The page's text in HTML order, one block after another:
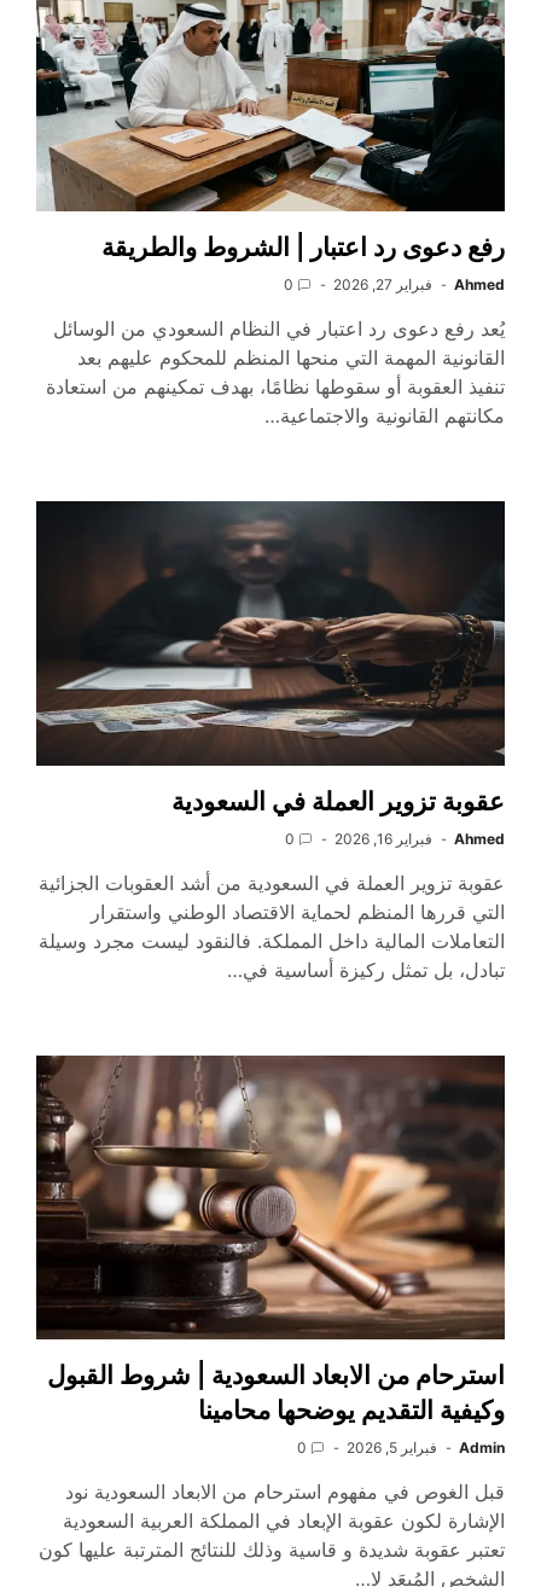
رفع دعوى رد اعتبار | الشروط والطريقة
Ahmed فبراير 27, 2026 0
يُعد رفع دعوى رد اعتبار في النظام السعودي من الوسائل
القانونية المهمة التي منحها المنظم للمحكوم عليهم بعد
تنفيذ العقوبة أو سقوطها نظامًا، بهدف تمكينهم من استعادة
مكانتهم القانونية والاجتماعية…
عقوبة تزوير العملة في السعودية
Ahmed فبراير 16, 2026 0
عقوبة تزوير العملة في السعودية من أشد العقوبات الجزائية
التي قررها المنظم لحماية الاقتصاد الوطني واستقرار
التعاملات المالية داخل المملكة. فالنقود ليست مجرد وسيلة
تبادل، بل تمثل ركيزة أساسية في…
استرحام من الابعاد السعودية | شروط القبول
وكيفية التقديم يوضحها محامينا
Admin فبراير 5, 2026 0
قبل الغوص في مفهوم استرحام من الابعاد السعودية نود
الإشارة لكون عقوبة الإبعاد في المملكة العربية السعودية
تعتبر عقوبة شديدة و قاسية وذلك للنتائج المترتبة عليها كون
الشخص المُبعَد لا…